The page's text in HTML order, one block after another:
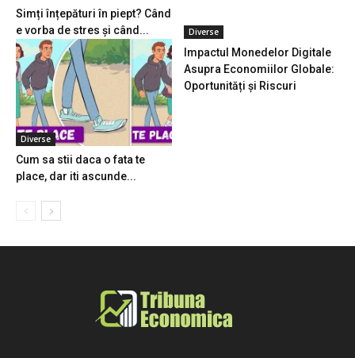
Simți înțepături în piept? Când
e vorba de stres și când...
Diverse
Cum sa stii daca o fata te
place, dar iti ascunde...
Diverse
Impactul Monedelor Digitale
Asupra Economiilor Globale:
Oportunități și Riscuri